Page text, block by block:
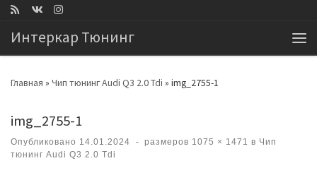
Интеркар Тюнинг
Главная » Чип тюнинг Audi Q3 2.0 Tdi » img_2755-1
img_2755-1
Опубликовано 14.01.2024 - размеров 1075 × 1471 в Чип
тюнинг Audi Q3 2.0 Tdi